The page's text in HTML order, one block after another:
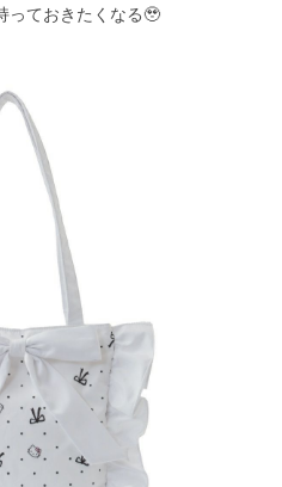
っておきたくなる🥹